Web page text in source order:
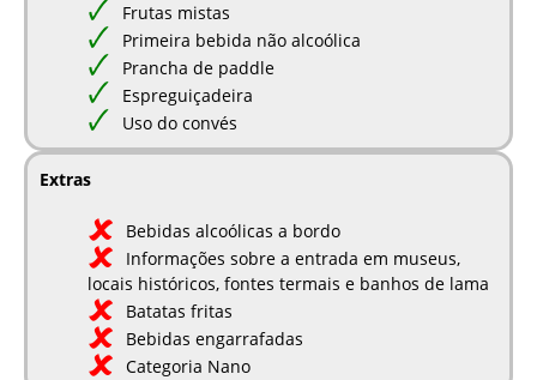
Frutas mistas
Primeira bebida não alcoólica
Prancha de paddle
Espreguiçadeira
Uso do convés
Extras
Bebidas alcoólicas a bordo
Informações sobre a entrada em museus,
locais históricos, fontes termais e banhos de lama
Batatas fritas
Bebidas engarrafadas
Categoria Nano